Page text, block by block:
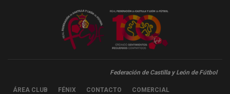
Federación de Castilla y León de Fútbol
ÁREA CLUB FÉNIX CONTACTO
COMERCIAL